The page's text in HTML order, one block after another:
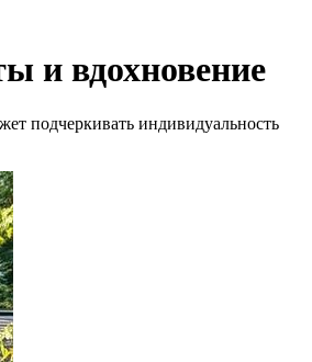
и вдохновение
подчеркивать индивидуальность